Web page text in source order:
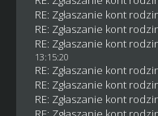
RE: Zgłaszanie kont
RE: Zgłaszanie kont
RE: Zgłaszanie kont
13:15:20
RE: Zgłaszanie kont
RE: Zgłaszanie kont
RE: Zgłaszanie kont